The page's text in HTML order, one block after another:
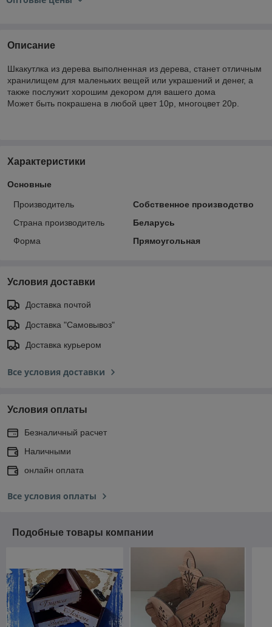
Описание
Шкакутлка из дерева выполненная из дерева, станет отличным
хранилищем для маленьких вещей или украшений и денег, а
также послужит хорошим декором для вашего дома
Может быть покрашена в любой цвет 10р, многоцвет 20р.
Характеристики
Основные
Производитель
Собственное производство
Страна производитель
Беларусь
Форма
Прямоугольная
Условия доставки
Доставка почтой
Доставка "Самовывоз"
Доставка курьером
Все условия доставки
Условия оплаты
Безналичный расчет
Наличными
онлайн оплата
Все условия оплаты
Подобные товары компании